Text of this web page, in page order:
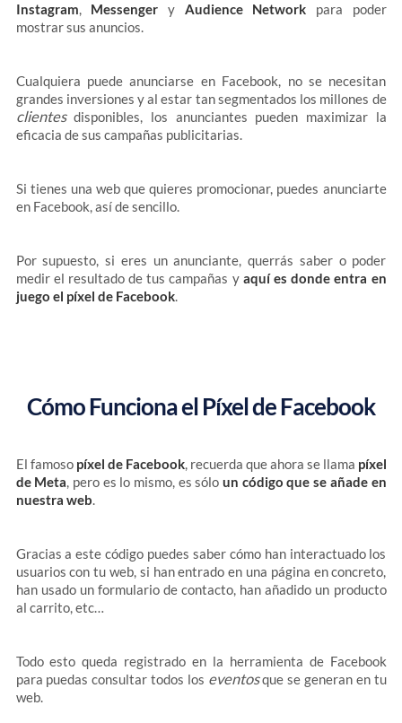
Instagram, Messenger y Audience Network para poder
mostrar sus anuncios.
Cualquiera puede anunciarse en Facebook, no se necesitan
grandes inversiones y al estar tan segmentados los millones de
clientesdisponibles, los anunciantes pueden maximizar la
eficacia de sus campañas publicitarias.
Si tienes una web que quieres promocionar, puedes anunciarte
en Facebook, así de sencillo.
Por supuesto, si eres un anunciante, querrás saber o poder
medir el resultado de tus campañas y aquí es donde entra en
juego el píxel de Facebook.
Cómo Funciona el Píxel de Facebook
El famoso píxel de Facebook, recuerda que ahora se llama píxel
de Meta, pero es lo mismo, es sóloun código que se añade en
nuestra web.
Gracias a este código puedes saber cómo han interactuado los
usuarios con tu web, si han entrado en una página en concreto,
han usado un formulario de contacto, han añadido un producto
al carrito, etc…
Todo esto queda registrado en la herramienta de Facebook
para puedas consultar todos los eventosque se generan en tu
web.